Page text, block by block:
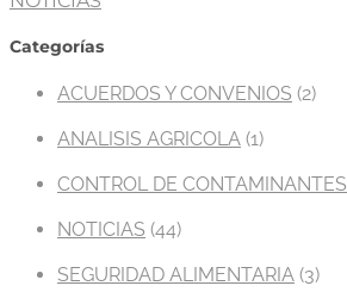
Categorías
ACUERDOS Y CONVENIOS (2)
ANALISIS AGRICOLA (1)
CONTROL DE CONTAMINANTES
NOTICIAS (44)
SEGURIDAD ALIMENTARIA (3)